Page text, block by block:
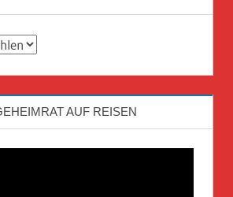
AUF REISEN